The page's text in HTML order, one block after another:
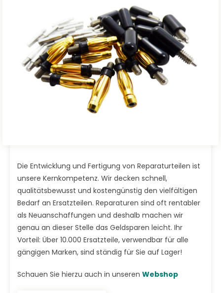
Die Entwicklung und Fertigung von Reparaturteilen ist
unsere Kernkompetenz. Wir decken schnell,
qualitätsbewusst und kostengünstig den vielfältigen
Bedarf an Ersatzteilen. Reparaturen sind oft rentabler
als Neuanschaffungen und deshalb machen wir
genau an dieser Stelle das Geldsparen leicht. Ihr
Vorteil: Über 10.000 Ersatzteile, verwendbar für alle
gängigen Marken, sind ständig für Sie auf Lager!
Schauen Sie hierzu auch in unseren Webshop